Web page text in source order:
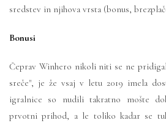
sredstev in njihova vrsta (bonus,
Bonusi
Čeprav Winhero nikoli niti se ne
sreče", je že vsaj v letu 2019 imela
igralnice so nudili takratno mošte
prvotni prihod, a le toliko kadar se